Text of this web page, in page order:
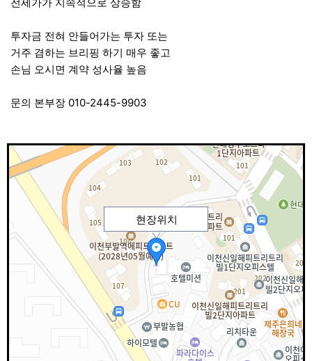
투자금 전혀 안들어가는 투자 또는
거주 겸하는 브리핑 하기 매우 좋고
손님 오시면 계약 성사율 높음
문의 본부장 010-2445-9903
현장위치